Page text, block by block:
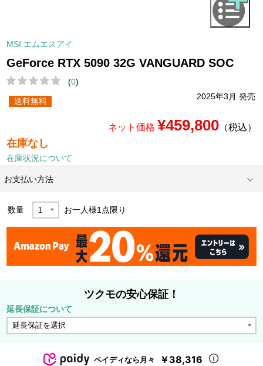
MSI エムエスアイ
GeForce RTX 5090 32G VANGUARD SOC
(0)
2025年3月 発売
送料無料
ネット価格 ¥459,800（税込）
在庫なし
在庫状況について
お支払い方法
数量 お一人様1点限り
ツクモの安心保証！
延長保証について
ペイディなら月々 ￥38,316